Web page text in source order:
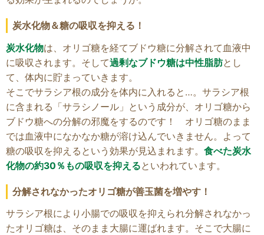
炭水化物＆糖の吸収を抑える！
炭水化物は、オリゴ糖を経てブドウ糖に分解されて血液中
に吸収されます。そして過剰なブドウ糖は中性脂肪とし
て、体内に貯まっていきます。
そこでサラシア根の成分を体内に入れると…。サラシア根
に含まれる「サラシノール」という成分が、オリゴ糖から
ブドウ糖への分解の邪魔をするのです！ オリゴ糖のまま
では血液中になかなか糖が溶け込んでいきません。よって
糖の吸収を抑えるという効果が見込まれます。 食べた炭水
化物の約30％もの吸収を抑えるといわれています。
分解されなかったオリゴ糖が善玉菌を増やす！
サラシア根により小腸での吸収を抑えられ分解されなかっ
たオリゴ糖は、そのまま大腸に運ばれます。そこで大腸に